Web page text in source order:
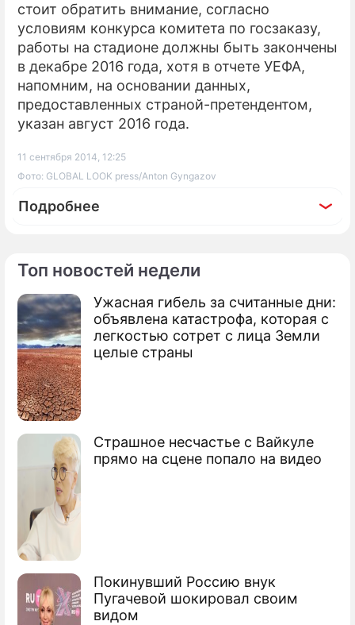
Топ новостей недели
Ужасная гибель за считанные дни:
объявлена катастрофа, которая с
легкостью сотрет с лица Земли
целые страны
Страшное несчастье с Вайкуле
прямо на сцене попало на видео
Покинувший Россию внук
Пугачевой шокировал своим
видом
стоит обратить внимание, согласно
условиям конкурса комитета по госзаказу,
работы на стадионе должны быть закончены
в декабре 2016 года, хотя в отчете УЕФА,
напомним, на основании данных,
предоставленных страной-претендентом,
указан август 2016 года.
11 сентября 2014, 12:25
Фото: GLOBAL LOOK press/Anton Gyngazov
Подробнее
По теме
Тимченко построит спорткомплекс для
СКА
На "Лужники" потратят 37 миллиардов
Путин откроет новый стадион
"Спартака"